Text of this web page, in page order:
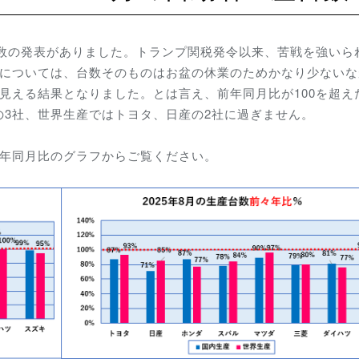
発表がありました。トランプ関税発令以来、苦戦を強いら
ついては、台数そのものはお盆の休業のためかなり少ない
える結果となりました。とは言え、前年同月比が100を超え
、世界生産ではトヨタ、日産の2社に過ぎません。
月比のグラフからご覧ください。